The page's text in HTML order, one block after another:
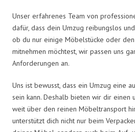
Unser erfahrenes Team von
dafür, dass dein Umzug reibungslos
ob du nur einige Möbelstücke oder
mitnehmen möchtest, wir passen uns
Anforderungen an.
Uns ist bewusst, dass ein Umzug eine
sein kann. Deshalb bieten wir dir einen
weit über den reinen Möbeltransport
unterstützt dich nicht nur beim